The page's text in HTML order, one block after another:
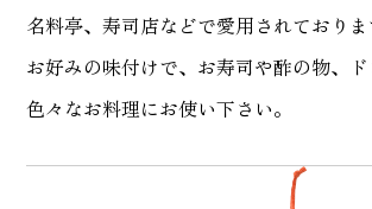
名料亭、寿司店などで愛用されておりま
お好みの味付けで、お寿司や酢の物、
色々なお料理にお使い下さい。